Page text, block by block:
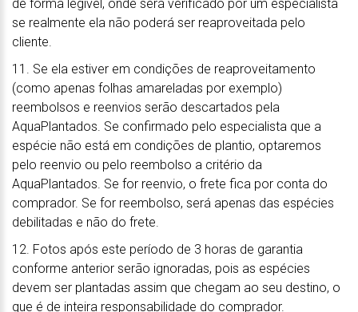
de forma legível, onde será verificado por um especialista
se realmente ela não poderá ser reaproveitada pelo
cliente.
11. Se ela estiver em condições de reaproveitamento
(como apenas folhas amareladas por exemplo)
reembolsos e reenvios serão descartados pela
AquaPlantados. Se confirmado pelo especialista que a
espécie não está em condições de plantio, optaremos
pelo reenvio ou pelo reembolso a critério da
AquaPlantados. Se for reenvio, o frete fica por conta do
comprador. Se for reembolso, será apenas das espécies
debilitadas e não do frete.
12. Fotos após este período de 3 horas de garantia
conforme anterior serão ignoradas, pois as espécies
devem ser plantadas assim que chegam ao seu destino, o
que é de inteira responsabilidade do comprador.